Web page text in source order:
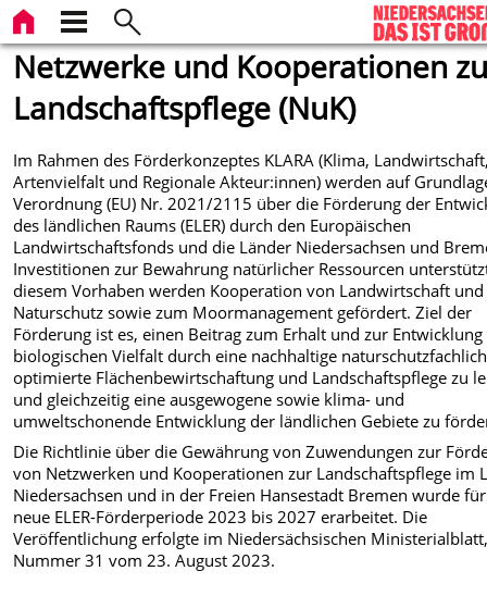
Netzwerke und Kooperationen
Landschaftspflege (NuK)
Im Rahmen des Förderkonzeptes KLARA (Klima,
Artenvielfalt und Regionale Akteur:innen) werden auf
Verordnung (EU) Nr. 2021/2115 über die Förderung der
des ländlichen Raums (ELER) durch den Europäischen
Landwirtschaftsfonds und die Länder Niedersachsen und
Investitionen zur Bewahrung natürlicher Ressourcen
diesem Vorhaben werden Kooperation von Landwirtschaft und
Naturschutz sowie zum Moormanagement gefördert. Ziel der
Förderung ist es, einen Beitrag zum Erhalt und zur
biologischen Vielfalt durch eine nachhaltige naturschutzfachlich
optimierte Flächenbewirtschaftung und Landschaftspflege zu
und gleichzeitig eine ausgewogene sowie klima- und
umweltschonende Entwicklung der ländlichen Gebiete zu
Die Richtlinie über die Gewährung von Zuwendungen zur
von Netzwerken und Kooperationen zur Landschaftspflege im
Niedersachsen und in der Freien Hansestadt Bremen wurde
neue ELER-Förderperiode 2023 bis 2027 erarbeitet. Die
Veröffentlichung erfolgte im Niedersächsischen
Nummer 31 vom 23. August 2023.